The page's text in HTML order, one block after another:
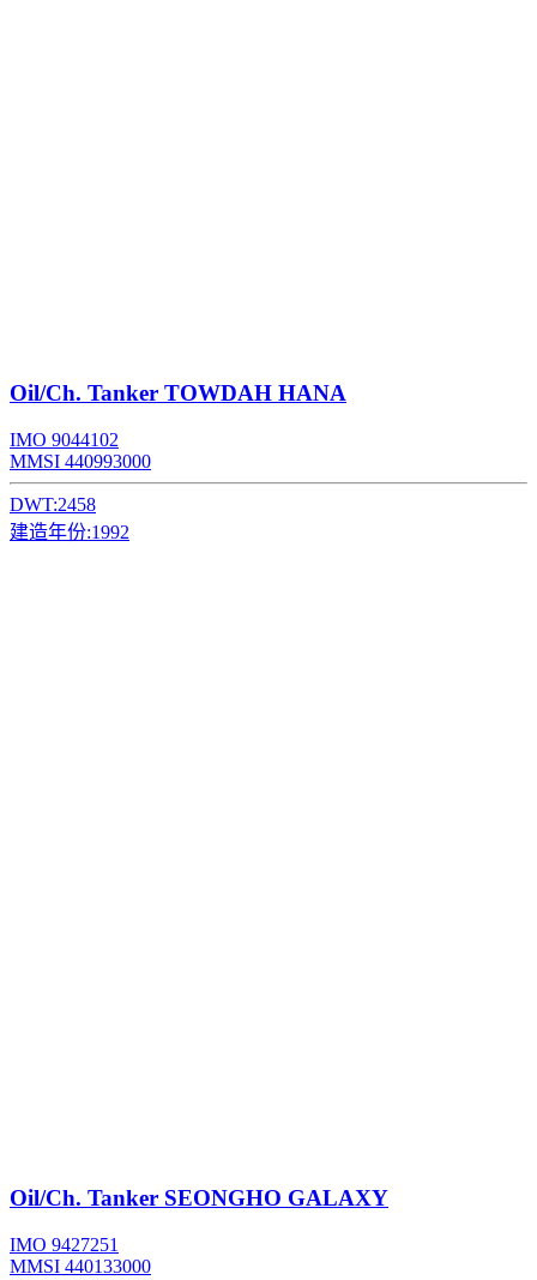
Oil/Ch. Tanker TOWDAH HANA
IMO 9044102
MMSI 440993000
DWT:2458
建造年份:1992
Oil/Ch. Tanker SEONGHO GALAXY
IMO 9427251
MMSI 440133000